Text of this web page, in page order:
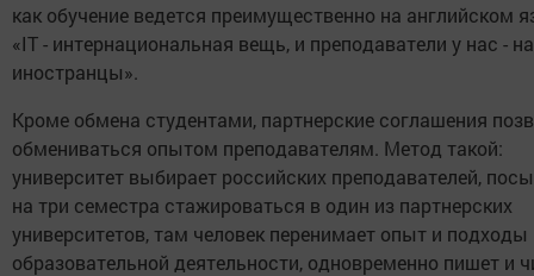
как обучение ведется преимущественно на английском
«IT - интернациональная вещь, и преподаватели у нас -
иностранцы».
Кроме обмена студентами, партнерские соглашения
обмениваться опытом преподавателям. Метод такой:
университет выбирает российских преподавателей,
на три семестра стажироваться в один из партнерских
университетов, там человек перенимает опыт и подходы
образовательной деятельности, одновременно пишет и